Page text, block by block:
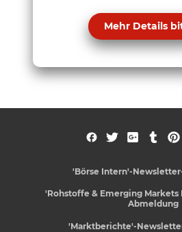
Mehr Details
'Börse Intern'-
'Rohstoffe & Emerging
Abmeldung
'Marktberichte'-